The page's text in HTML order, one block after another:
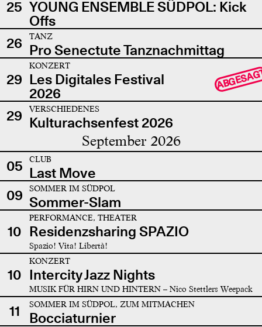
25 YOUNG ENSEMBLE SÜDPOL: Kick
Offs
26
TANZ
Pro Senectute Tanznachmittag
29
KONZERT
Les Digitales Festival
2026
29 VERSCHIEDENES
Kulturachsenfest 2026
September 2026
05 CLUB
Last Move
09
SOMMER IM SÜDPOL
Sommer-Slam
10
PERFORMANCE, THEATER
Residenzsharing SPAZIO
Spazio! Vita! Libertà!
10
KONZERT
Intercity Jazz Nights
MUSIK FÜR HIRN UND HINTERN – Nico Stettlers Weepack
11 SOMMER IM SÜDPOL, ZUM MITMACHEN
Bocciaturnier